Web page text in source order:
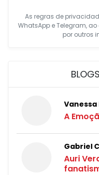
As regras de
WhatsApp e Telegram,
por outros
A
Gabriel
Auri